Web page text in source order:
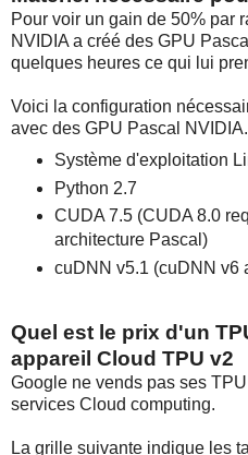
Pour voir un gain de 50% par
NVIDIA a créé des GPU
quelques heures ce qui lui
Voici la configuration
avec des GPU Pascal NVIDIA.
Système d'exploitation
Python 2.7
CUDA 7.5 (CUDA 8.0
architecture Pascal)
cuDNN v5.1 (cuDNN v6
Quel est le prix d'un
appareil Cloud TPU v2
Google ne vends pas ses
services Cloud computing.
La grille suivante indique les